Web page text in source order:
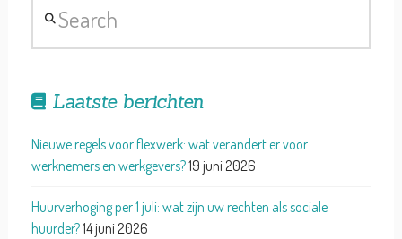
Laatste berichten
Nieuwe regels voor flexwerk: wat verandert er voor
werknemers en werkgevers?19 juni 2026
Huurverhoging per 1 juli: wat zijn uw rechten als sociale
huurder?14 juni 2026